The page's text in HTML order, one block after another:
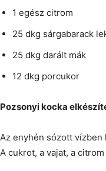
1 egész citrom
25 dkg sárgabarack
25 dkg darált mák
12 dkg porcukor
Pozsonyi kocka
Az enyhén sózott
A cukrot, a vajat, a